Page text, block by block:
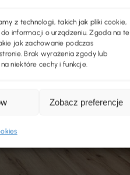
z technologii, takich jak pliki cookie,
informacji o urządzeniu. Zgoda na te
jak zachowanie podczas
Brak wyrażenia zgody lub
niektóre cechy i funkcje.
Zobacz preferencje